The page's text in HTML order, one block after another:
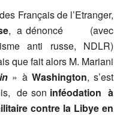
Français de l’Etranger,
, a dénoncé (avec
anti russe, NDLR)
que fait alors M. Mariani
» à Washington, s’est
de son inféodation à
contre la Libye en